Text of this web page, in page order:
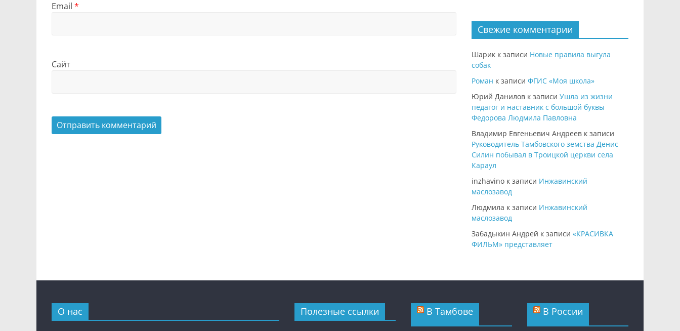
Email *
Сайт
Свежие комментарии
Шарик к записи Новые правила выгула
собак
Роман к записи ФГИС «Моя школа»
Юрий Данилов к записи Ушла из жизни
педагог и наставник с большой буквы
Федорова Людмила Павловна
Владимир Евгеньевич Андреев к записи
Руководитель Тамбовского земства Денис
Силин побывал в Троицкой церкви села
Караул
inzhavino к записи Инжавинский
маслозавод
Людмила к записи Инжавинский
маслозавод
Забадыкин Андрей к записи «КРАСИВКА
ФИЛЬМ» представляет
О нас Полезные ссылки В Тамбове В России